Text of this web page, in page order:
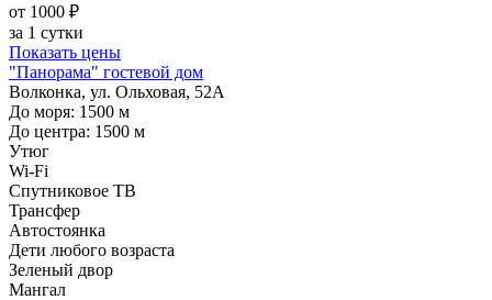
от 1000 ₽
за 1 сутки
Показать цены
"Панорама" гостевой дом
Волконка, ул. Ольховая, 52А
До моря: 1500 м
До центра: 1500 м
Утюг
Wi-Fi
Спутниковое ТВ
Трансфер
Автостоянка
Дети любого возраста
Зеленый двор
Мангал